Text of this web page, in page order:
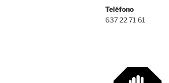
Teléfono
637 22 71 61